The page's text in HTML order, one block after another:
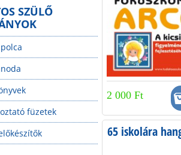
2 000 Ft
65 iskolára
a
k
SZÜLŐ
füzetek